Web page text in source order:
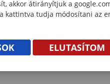
akkor átirányítjuk a
kattintva tudja módosítani az
ELUTASÍTOM